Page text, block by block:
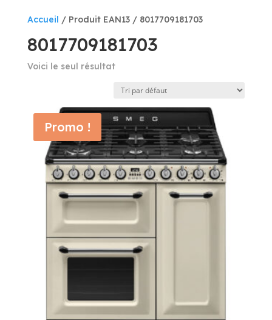
Accueil / Produit EAN13 / 8017709181703
8017709181703
Voici le seul résultat
Promo !